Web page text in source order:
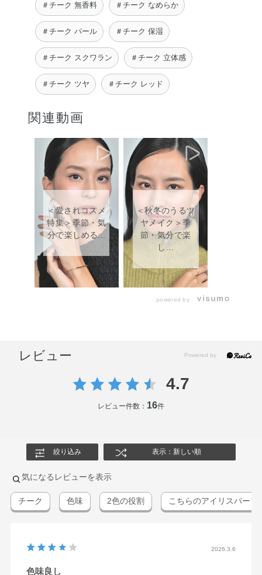
＃チーク 無香料 ＃チーク なめらか
＃チーク パール ＃チーク 保湿
＃チーク スクワラン ＃チーク 立体感
＃チーク ツヤ ＃チーク レッド
関連動画
＜愛されコスメ
特集＞季節・気
分で楽しめる...
＜秋冬のうるツ
ヤメイク＞季
節・気分で楽
し...
powered by
レビュー
4.7
レビュー件数： 16件
絞り込み 表示：新しい順
気になるレビューを表示
チーク 色味 2色の役割 こちらのアイリスパープ
2026.3.6
色味良し